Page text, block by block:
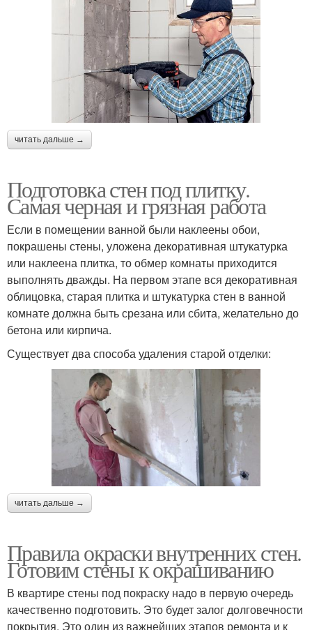
читать дальше →
Подготовка стен под плитку.
Самая черная и грязная работа
Если в помещении ванной были наклеены обои,
покрашены стены, уложена декоративная штукатурка
или наклеена плитка, то обмер комнаты приходится
выполнять дважды. На первом этапе вся декоративная
облицовка, старая плитка и штукатурка стен в ванной
комнате должна быть срезана или сбита, желательно до
бетона или кирпича.
Существует два способа удаления старой отделки:
читать дальше →
Правила окраски внутренних стен.
Готовим стены к окрашиванию
В квартире стены под покраску надо в первую очередь
качественно подготовить. Это будет залог долговечности
покрытия. Это один из важнейших этапов ремонта и к